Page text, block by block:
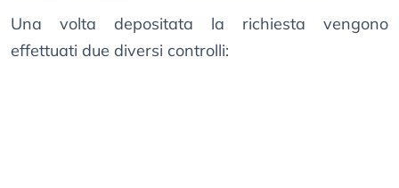
Una volta depositata la richiesta vengono
effettuati due diversi controlli: